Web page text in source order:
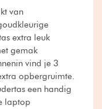
van
extra leuk
gemak
vind je 3
opbergruimte.
een handig
laptop